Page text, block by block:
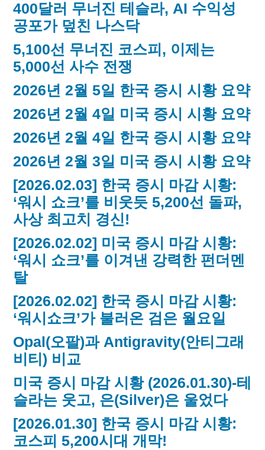
400달러 무너진 테슬라, AI 수익성
공포가 덮친 나스닥
5,100선 무너진 코스피, 이제는
5,000선 사수 전쟁
2026년 2월 5일 한국 증시 시황 요약
2026년 2월 4일 미국 증시 시황 요약
2026년 2월 4일 한국 증시 시황 요약
2026년 2월 3일 미국 증시 시황 요약
[2026.02.03] 한국 증시 마감 시황:
‘워시 쇼크’를 비웃듯 5,200선 돌파,
사상 최고치 경신!
[2026.02.02] 미국 증시 마감 시황:
‘워시 쇼크’를 이겨낸 강력한 펀더멘
탈
[2026.02.02] 한국 증시 마감 시황:
‘워시쇼크’가 불러온 검은 월요일
Opal(오팔)과 Antigravity(안티그래
비티) 비교
미국 증시 마감 시황 (2026.01.30)-테
슬라는 웃고, 은(Silver)은 울었다
[2026.01.30] 한국 증시 마감 시황:
코스피 5,200시대 개막!